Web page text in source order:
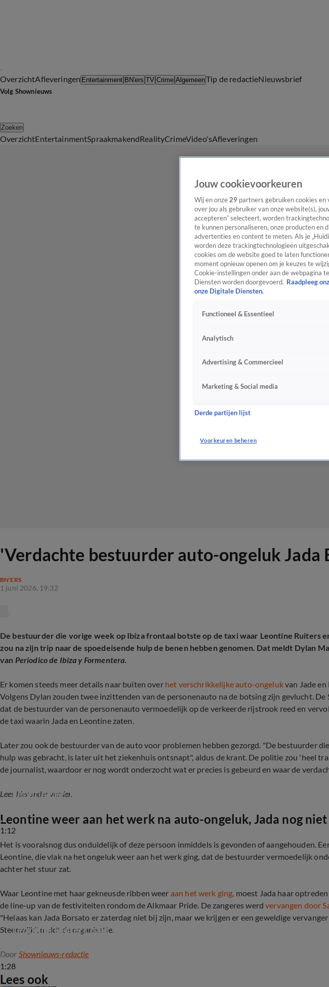
OverzichtAfleveringen Entertainment BN'ers TV Crime AlgemeenTip de redactieNieuwsbrief
Volg Shownieuws
Zoeken
OverzichtEntertainmentSpraakmakendRealityCrimeVideo'sAfleveringen
'Verdachte bestuurder auto-ongeluk
BN'ERS
1 juni 2026, 19:32
De bestuurder die vorige week op Ibiza frontaal botste op de taxi waar Leontine Ruiters
zou na zijn trip naar de spoedeisende hulp de benen hebben genomen. Dat meldt Dylan
van Periodico de Ibiza y Formentera.
Er komen steeds meer details naar buiten overhet verschrikkelijke auto-ongelukvan Jade
Volgens Dylan zouden twee inzittenden van de personenauto na de botsing zijn gevlucht.
dat de bestuurder van de personenauto vermoedelijk op de verkeerde rijstrook reed en
de taxi waarin Jada en Leontine zaten.
Later zou ook de bestuurder van de auto voor problemen hebben gezorgd. "De bestuurder
hulp was gebracht, is later uit het ziekenhuis ontsnapt", aldus de krant. De politie zou 'heel
de journalist, waardoor er nog wordt onderzocht wat er precies is gebeurd en waar de
Lees hieronder verder.
1:12
Leontine en Jada Borsato betrokken geraakt bij ernstig
Leontine weer aan het werk na auto-ongeluk, Jada nog niet
Het is vooralsnog dus onduidelijk of deze persoon inmiddels is gevonden of aangehouden.
Leontine, die vlak na het ongeluk weer aan het werk ging, dat de bestuurder vermoedelijk
achter het stuur zat.
Waar Leontine met haar gekneusde ribben weer aan het werk ging, moest Jada haar
de line-up van de festiviteiten rondom de Alkmaar Pride. De zangeres werdvervangen door
"Helaas kan Jada Borsato er zaterdag niet bij zijn, maar we krijgen er een geweldige
Steenwijk", meldt de organisatie.
1:28
Leontine Ruiters pakt werk weer op na heftig auto-ongeluk
Door Shownieuws-redactie
Lees ook
Jouw cookievoorkeuren
Wij en onze 29 partners gebruiken cookies
over jou als gebruiker van onze website(s),
accepteren” selecteert, worden
te kunnen personaliseren, onze producten en
advertenties en content te meten. Als je
worden deze trackingtechnologieën
cookies om de website goed te laten
moment opnieuw openen om je keuzes te
Cookie-instellingen onder aan de webpagina
Diensten worden doorgevoerd. Raadpleeg
onze Digitale Diensten.
Functioneel & Essentieel
Analytisch
Advertising & Commercieel
Marketing & Social media
Derde partijen lijst
Voorkeuren beheren